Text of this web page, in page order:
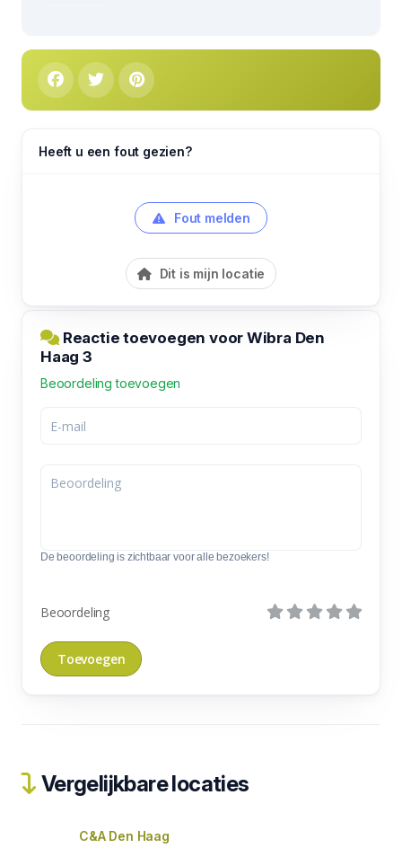
Heeft u een fout gezien?
Fout melden
Dit is mijn locatie
Reactie toevoegen voor Wibra Den
Haag 3
Beoordeling toevoegen
De beoordeling is zichtbaar voor alle bezoekers!
Beoordeling
Vergelijkbare locaties
C&A Den Haag